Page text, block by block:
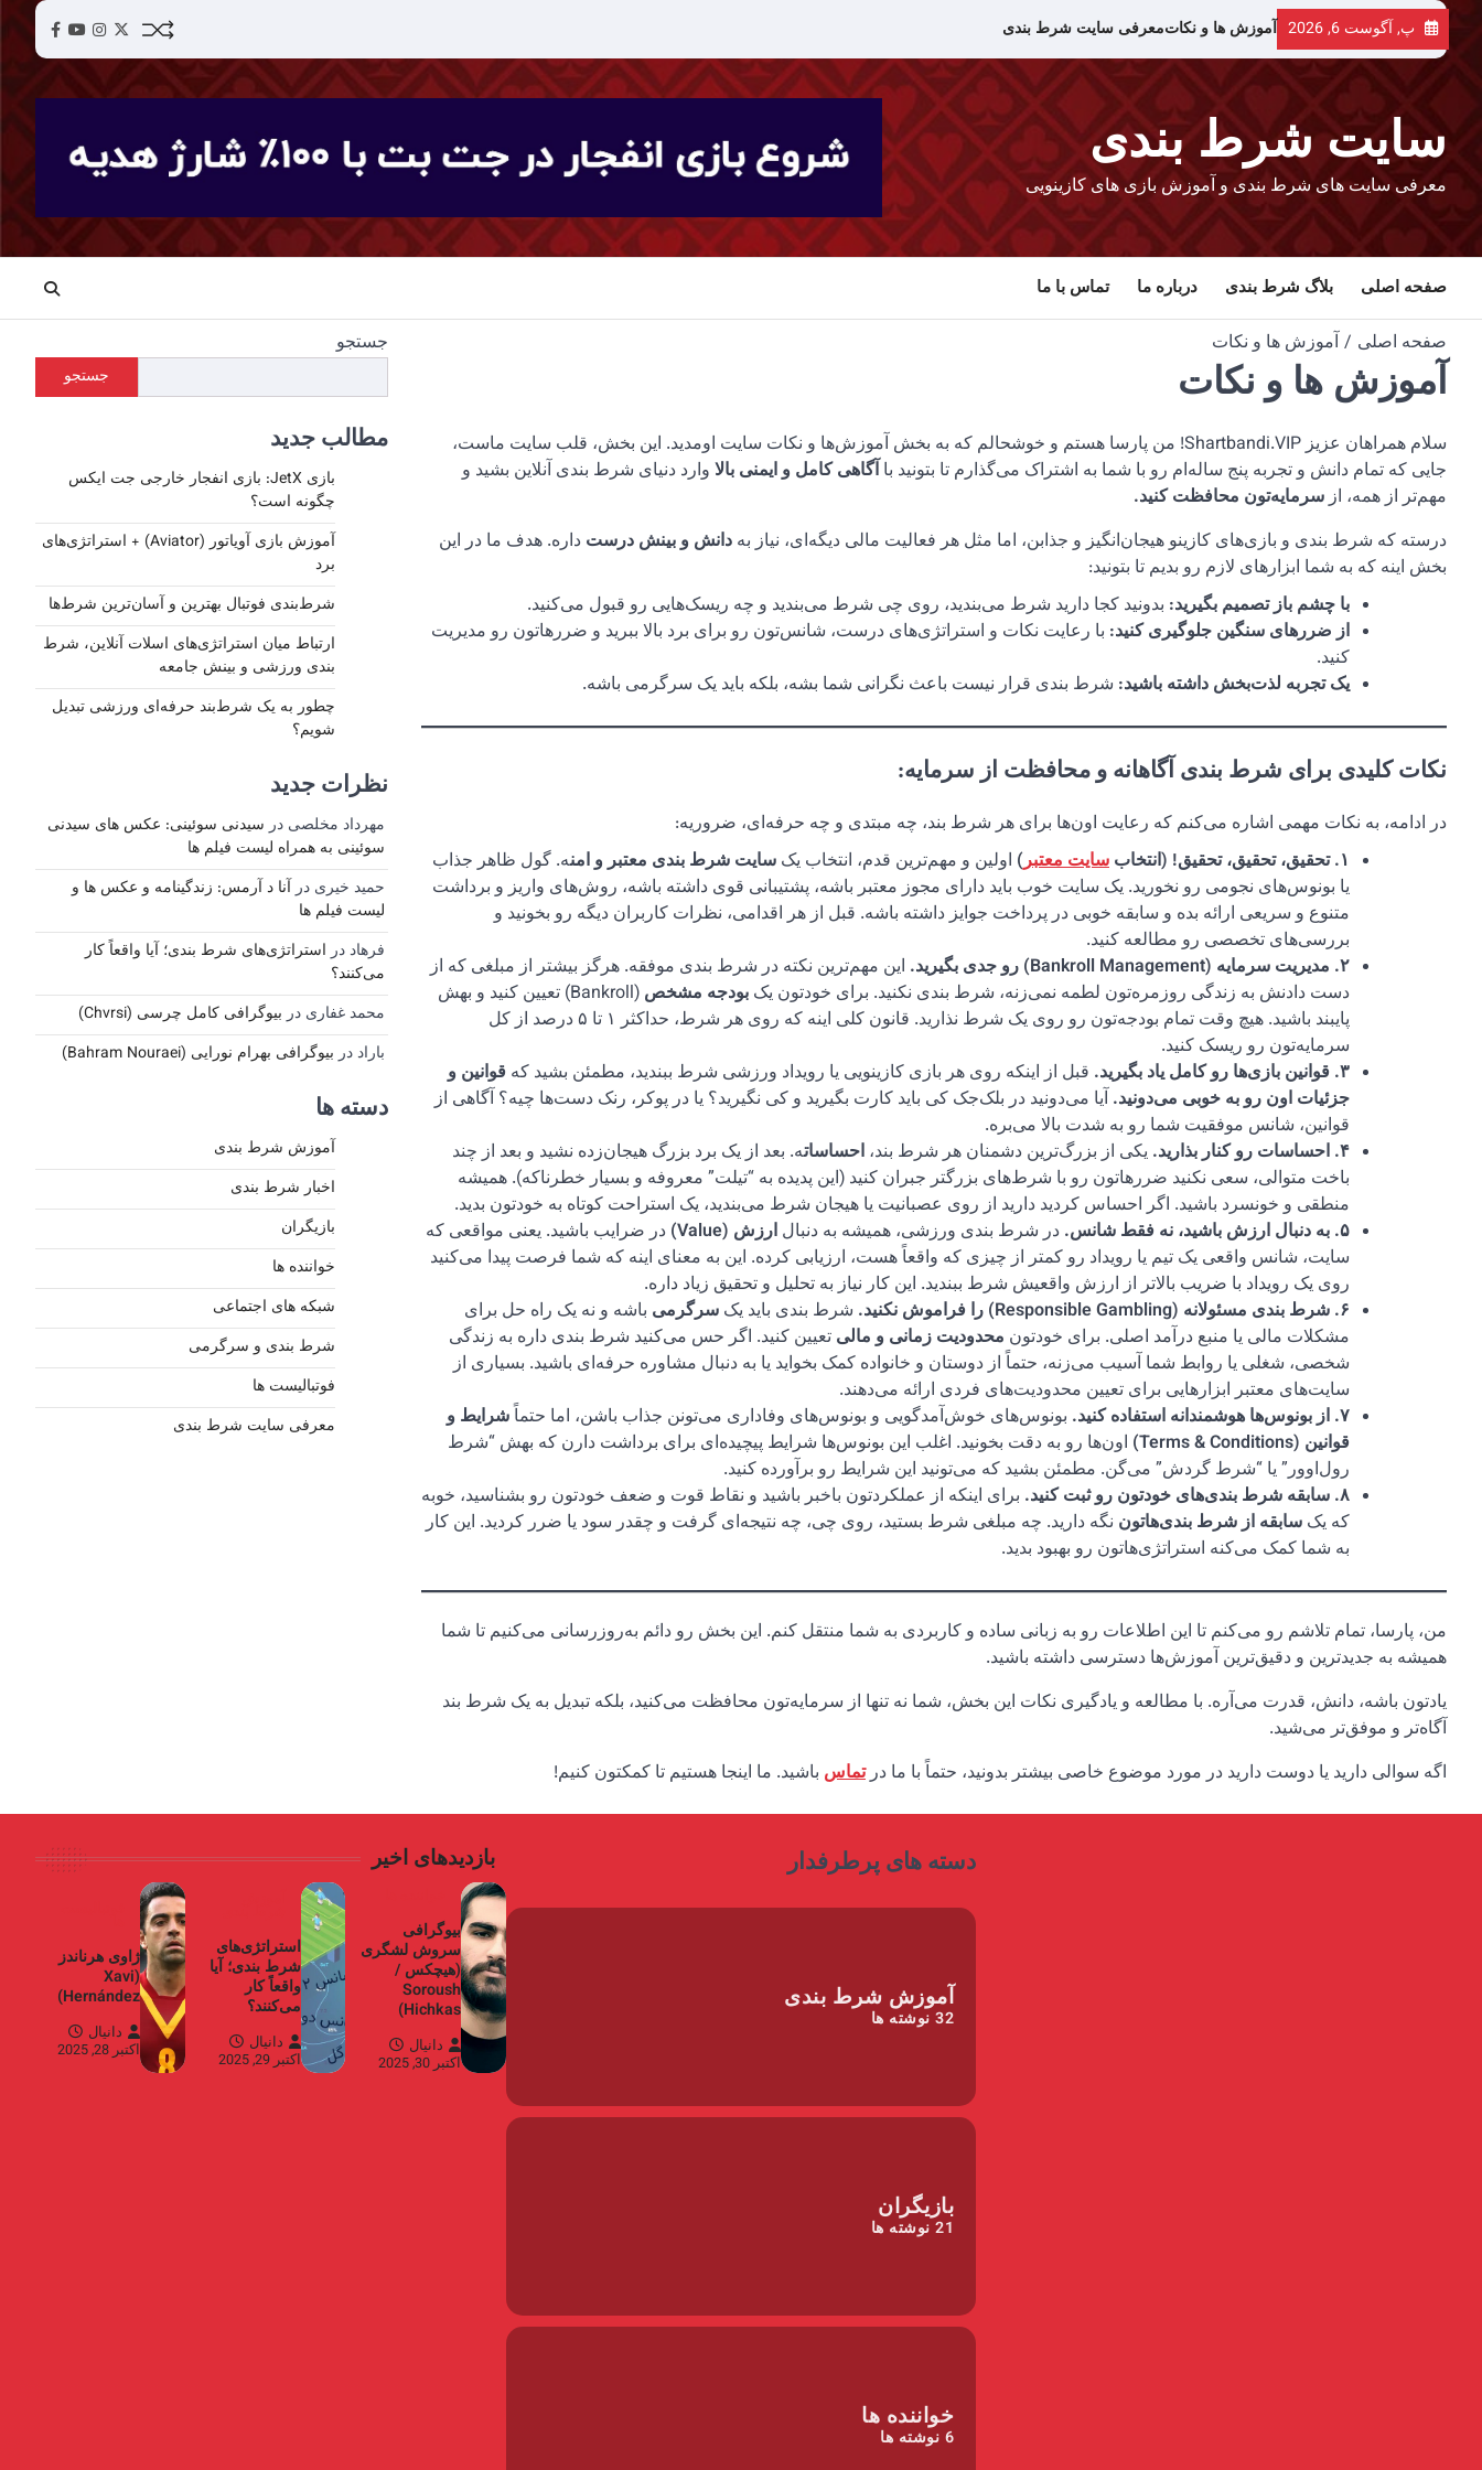
پرش
محتوا
پ, آگوست 6, 2026 آموزش ها و نکاتمعرفی سایت شرط بندی Twitter
Instagram
YouTube
سایت شرط بندی
معرفی سایت های شرط بندی و آموزش بازی های کازینویی
صفحه اصلی بلاگ شرط بندی درباره ما تماس با ما
صفحه اصلی آموزش ها و نکات
آموزش ها و نکات
سلام همراهان عزیز Shartbandi.VIP! من پارسا هستم و خوشحالم که به بخش آموزش‌ها و نکات سایت اومدید. این بخش، قلب سایت ماست،
جایی که تمام دانش و تجربه‌ پنج ساله‌ام رو با شما به اشتراک می‌گذارم تا بتونید با آگاهی کامل و ایمنی بالا وارد دنیای شرط بندی آنلاین بشید و
مهم‌تر از همه، ازسرمایه‌تون محافظت کنید.
درسته که شرط بندی و بازی‌های کازینو هیجان‌انگیز و جذابن، اما مثل هر فعالیت مالی دیگه‌ای، نیاز به دانش و بینش درست داره. هدف ما در این
بخش اینه که به شما ابزارهای لازم رو بدیم تا بتونید:
با چشم باز تصمیم بگیرید: بدونید کجا دارید شرط می‌بندید، روی چی شرط می‌بندید و چه ریسک‌هایی رو قبول می‌کنید.
از ضررهای سنگین جلوگیری کنید: با رعایت نکات و استراتژی‌های درست، شانس‌تون رو برای برد بالا ببرید و ضررهاتون رو مدیریت
کنید.
یک تجربه لذت‌بخش داشته باشید: شرط بندی قرار نیست باعث نگرانی شما بشه، بلکه باید یک سرگرمی باشه.
نکات کلیدی برای شرط بندی آگاهانه و محافظت از سرمایه:
در ادامه، به نکات مهمی اشاره می‌کنم که رعایت اون‌ها برای هر شرط بند، چه مبتدی و چه حرفه‌ای، ضروریه:
۱. تحقیق، تحقیق، تحقیق! (انتخاب
سایت معتبر) اولین و مهم‌ترین قدم، انتخاب یک سایت شرط بندی معتبر و امنه. گول ظاهر جذاب
یا بونوس‌های نجومی رو نخورید. یک سایت خوب باید دارای مجوز معتبر باشه، پشتیبانی قوی داشته باشه، روش‌های واریز و برداشت
متنوع و سریعی ارائه بده و سابقه خوبی در پرداخت جوایز داشته باشه. قبل از هر اقدامی، نظرات کاربران دیگه رو بخونید و
بررسی‌های تخصصی رو مطالعه کنید.
۲. مدیریت سرمایه (Bankroll Management) رو جدی بگیرید.
این مهم‌ترین نکته در شرط بندی موفقه. هرگز بیشتر از مبلغی که از
دست دادنش به زندگی روزمره‌تون لطمه نمی‌زنه، شرط بندی نکنید. برای خودتون یک بودجه مشخص
(Bankroll) تعیین کنید و بهش
پایبند باشید. هیچ وقت تمام بودجه‌تون رو روی یک شرط نذارید. قانون کلی اینه که روی هر شرط، حداکثر ۱ تا ۵ درصد از کل
سرمایه‌تون رو ریسک کنید.
۳. قوانین بازی‌ها رو کامل یاد بگیرید.
قبل از اینکه روی هر بازی کازینویی یا رویداد ورزشی شرط ببندید، مطمئن بشید که قوانین و
جزئیات اون رو به خوبی می‌دونید. آیا می‌دونید در بلک‌جک کی باید کارت بگیرید و کی نگیرید؟ یا در پوکر، رنک دست‌ها چیه؟ آگاهی از
قوانین، شانس موفقیت شما رو به شدت بالا می‌بره.
۴. احساسات رو کنار بذارید.
یکی از بزرگ‌ترین دشمنان هر شرط بند، احساساته. بعد از یک برد بزرگ هیجان‌زده نشید و بعد از چند
باخت متوالی، سعی نکنید ضررهاتون رو با شرط‌های بزرگتر جبران کنید (این پدیده به “تیلت” معروفه و بسیار خطرناکه). همیشه
منطقی و خونسرد باشید. اگر احساس کردید دارید از روی عصبانیت یا هیجان شرط می‌بندید، یک استراحت کوتاه به خودتون بدید.
۵. به دنبال ارزش باشید، نه فقط شانس.
در شرط بندی ورزشی، همیشه به دنبال ارزش (Value)
در ضرایب باشید. یعنی مواقعی که
سایت، شانس واقعی یک تیم یا رویداد رو کمتر از چیزی که واقعاً هست، ارزیابی کرده. این به معنای اینه که شما فرصت پیدا می‌کنید
روی یک رویداد با ضریب بالاتر از ارزش واقعیش شرط ببندید. این کار نیاز به تحلیل و تحقیق زیاد داره.
۶. شرط بندی مسئولانه (Responsible Gambling) را فراموش نکنید.
شرط بندی باید یک سرگرمی باشه و نه یک راه حل برای
مشکلات مالی یا منبع درآمد اصلی. برای خودتون محدودیت زمانی و مالی تعیین کنید. اگر حس می‌کنید شرط بندی داره به زندگی
شخصی، شغلی یا روابط شما آسیب می‌زنه، حتماً از دوستان و خانواده کمک بخواید یا به دنبال مشاوره حرفه‌ای باشید. بسیاری از
سایت‌های معتبر ابزارهایی برای تعیین محدودیت‌های فردی ارائه می‌دهند.
۷. از بونوس‌ها هوشمندانه استفاده کنید.
بونوس‌های خوش‌آمدگویی و بونوس‌های وفاداری می‌تونن جذاب باشن، اما حتماً شرایط و
قوانین (Terms & Conditions)
اون‌ها رو به دقت بخونید. اغلب این بونوس‌ها شرایط پیچیده‌ای برای برداشت دارن که بهش “شرط
رول‌اوور” یا “شرط گردش” می‌گن. مطمئن بشید که می‌تونید این شرایط رو برآورده کنید.
۸. سابقه شرط بندی‌های خودتون رو ثبت کنید.
برای اینکه از عملکردتون باخبر باشید و نقاط قوت و ضعف خودتون رو بشناسید، خوبه
که یک سابقه از شرط بندی‌هاتون نگه دارید. چه مبلغی شرط بستید، روی چی، چه نتیجه‌ای گرفت و چقدر سود یا ضرر کردید. این کار
به شما کمک می‌کنه استراتژی‌هاتون رو بهبود بدید.
من، پارسا، تمام تلاشم رو می‌کنم تا این اطلاعات رو به زبانی ساده و کاربردی به شما منتقل کنم. این بخش رو دائم به‌روزرسانی می‌کنیم تا شما
همیشه به جدیدترین و دقیق‌ترین آموزش‌ها دسترسی داشته باشید.
یادتون باشه، دانش، قدرت می‌آره. با مطالعه و یادگیری نکات این بخش، شما نه تنها از سرمایه‌تون محافظت می‌کنید، بلکه تبدیل به یک شرط بند
آگاه‌تر و موفق‌تر می‌شید.
اگه سوالی دارید یا دوست دارید در مورد موضوع خاصی بیشتر بدونید، حتماً با ما درتماس باشید. ما اینجا هستیم تا کمکتون کنیم!
جستجو
جستجو
مطالب جدید
بازی JetX: بازی انفجار خارجی جت ایکس
چگونه است؟
آموزش بازی آویاتور (Aviator) + استراتژی‌های
برد
شرط‌بندی فوتبال بهترین و آسان‌ترین شرط‌ها
ارتباط میان استراتژی‌های اسلات آنلاین، شرط‌
بندی ورزشی و بینش جامعه
چطور به یک شرط‌بند حرفه‌ای ورزشی تبدیل
شویم؟
نظرات جدید
مهرداد مخلصی درسیدنی سوئینی: عکس های سیدنی
سوئینی به همراه لیست فیلم ها
حمید خیری درآنا د آرمس: زندگینامه و عکس ها و
لیست فیلم ها
فرهاددراستراتژی‌های شرط بندی؛ آیا واقعاً کار
می‌کنند؟
محمد غفاری دربیوگرافی کامل چرسی (Chvrsi)
باراددربیوگرافی بهرام نورایی (Bahram Nouraei)
دسته ها
آموزش شرط بندی
اخبار شرط بندی
بازیگران
خواننده ها
شبکه های اجتماعی
شرط بندی و سرگرمی
فوتبالیست ها
معرفی سایت شرط بندی
دسته های پرطرفدار
آموزش شرط بندی
32 نوشته ها
بازیگران
21 نوشته ها
خواننده ها
6 نوشته ها
بازدیدهای اخیر
بیوگرافی
سروش لشگری
(هیچکس /
Soroush
Hichkas)
دانیال
اکتبر 30, 2025
استراتژی‌های
شرط بندی؛ آیا
واقعاً کار
می‌کنند؟
دانیال
اکتبر 29, 2025
ژاوی هرناندز
(Xavi
Hernández)
دانیال
اکتبر 28, 2025